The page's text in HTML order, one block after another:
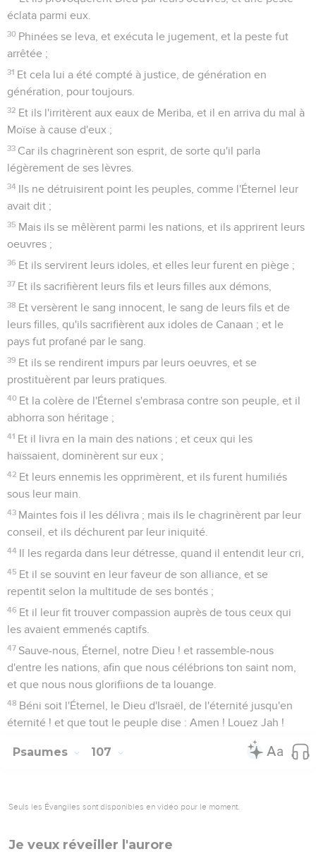
éclata parmi eux.
30 Phinées se leva, et exécuta le jugement, et la peste fut
arrêtée ;
31 Et cela lui a été compté à justice, de génération en
génération, pour toujours.
32 Et ils l'irritèrent aux eaux de Meriba, et il en arriva du mal à
Moïse à cause d'eux ;
33 Car ils chagrinèrent son esprit, de sorte qu'il parla
légèrement de ses lèvres.
34 Ils ne détruisirent point les peuples, comme l'Éternel leur
avait dit ;
35 Mais ils se mêlèrent parmi les nations, et ils apprirent leurs
oeuvres ;
36 Et ils servirent leurs idoles, et elles leur furent en piège ;
37 Et ils sacrifièrent leurs fils et leurs filles aux démons,
38 Et versèrent le sang innocent, le sang de leurs fils et de
leurs filles, qu'ils sacrifièrent aux idoles de Canaan ; et le
pays fut profané par le sang.
39 Et ils se rendirent impurs par leurs oeuvres, et se
prostituèrent par leurs pratiques.
40 Et la colère de l'Éternel s'embrasa contre son peuple, et il
abhorra son héritage ;
41 Et il livra en la main des nations ; et ceux qui les
haïssaient, dominèrent sur eux ;
42 Et leurs ennemis les opprimèrent, et ils furent humiliés
sous leur main.
43 Maintes fois il les délivra ; mais ils le chagrinèrent par leur
conseil, et ils déchurent par leur iniquité.
44 Il les regarda dans leur détresse, quand il entendit leur cri,
45 Et il se souvint en leur faveur de son alliance, et se
repentit selon la multitude de ses bontés ;
46 Et il leur fit trouver compassion auprès de tous ceux qui
les avaient emmenés captifs.
47 Sauve-nous, Éternel, notre Dieu ! et rassemble-nous
d'entre les nations, afin que nous célébrions ton saint nom,
et que nous nous glorifiions de ta louange.
48 Béni soit l'Éternel, le Dieu d'Israël, de l'éternité jusqu'en
éternité ! et que tout le peuple dise : Amen ! Louez Jah !
Psaumes 107
Seuls les Évangiles sont disponibles en vidéo pour le moment.
Je veux réveiller l'aurore